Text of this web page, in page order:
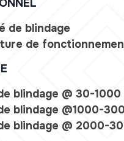
de blindage
de
blindage @ 30-1000
blindage @1000-
blindage @ 2000-